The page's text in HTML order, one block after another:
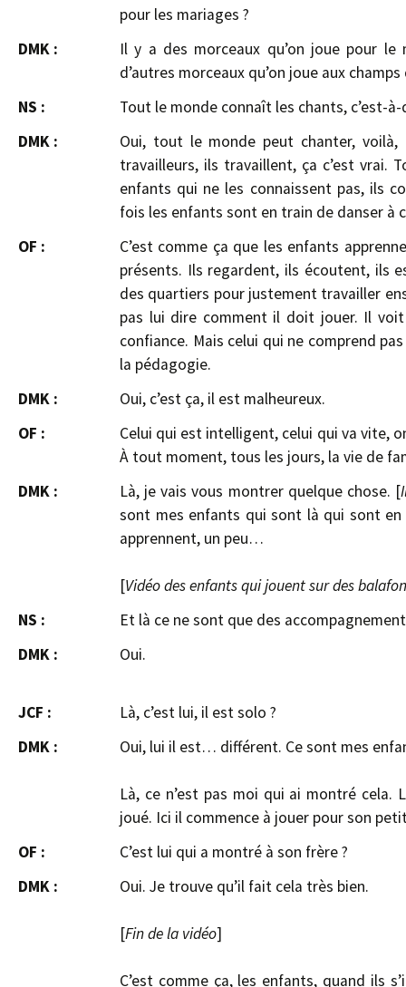
pour les mariages ?
DMK :
Il y a des morceaux qu’on joue pour
d’autres morceaux qu’on joue aux
NS :
Tout le monde connaît les chants, c’est-
DMK :
Oui, tout le monde peut chanter,
travailleurs, ils travaillent, ça c’est vrai.
enfants qui ne les connaissent pas, ils
fois les enfants sont en train de danser à
OF :
C’est comme ça que les enfants
présents. Ils regardent, ils écoutent, ils
des quartiers pour justement travailler
pas lui dire comment il doit jouer. Il
confiance. Mais celui qui ne comprend
la pédagogie.
DMK :
Oui, c’est ça, il est malheureux.
OF :
Celui qui est intelligent, celui qui va vite,
À tout moment, tous les jours, la vie de
DMK :
Là, je vais vous montrer quelque chose. [
sont mes enfants qui sont là qui sont
apprennent, un peu…
[Vidéo des enfants qui jouent sur des
NS :
Et là ce ne sont que des
DMK :
Oui.
JCF :
Là, c’est lui, il est solo ?
DMK :
Oui, lui il est… différent. Ce sont mes
Là, ce n’est pas moi qui ai montré
joué. Ici il commence à jouer pour son
OF :
C’est lui qui a montré à son frère ?
DMK :
Oui. Je trouve qu’il fait cela très bien.
[Fin de la vidéo]
C’est comme ça, les enfants, quand ils